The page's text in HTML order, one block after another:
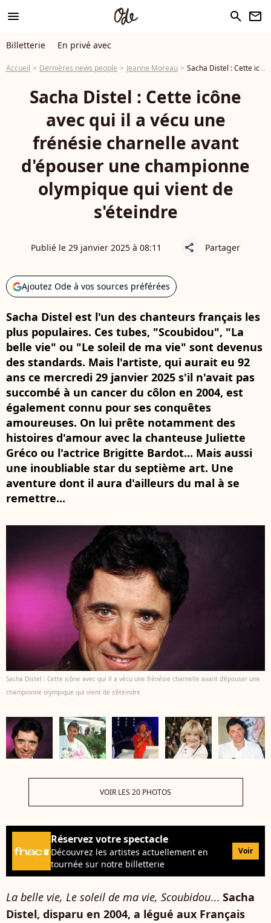
menu search newsletter
Billetterie En privé avec
Accueil Dernières news people Jeanne Moreau Sacha Distel : Cette icône avec qui il a vécu une frénésie charnelle avant d'épouser une championne olympique qui vient de s'éteindre
Sacha Distel : Cette icône
avec qui il a vécu une
frénésie charnelle avant
d'épouser une championne
olympique qui vient de
s'éteindre
Publié le 29 janvier 2025 à 08:11 share Partager
Ajoutez Ode à vos sources préférées
Sacha Distel est l'un des chanteurs français les
plus populaires. Ces tubes, "Scoubidou", "La
belle vie" ou "Le soleil de ma vie" sont devenus
des standards. Mais l'artiste, qui aurait eu 92
ans ce mercredi 29 janvier 2025 s'il n'avait pas
succombé à un cancer du côlon en 2004, est
également connu pour ses conquêtes
amoureuses. On lui prête notamment des
histoires d'amour avec la chanteuse Juliette
Gréco ou l'actrice Brigitte Bardot... Mais aussi
une inoubliable star du septième art. Une
aventure dont il aura d'ailleurs du mal à se
remettre...
Sacha Distel : Cette icône avec qui il a vécu une frénésie charnelle avant d'épouser une
championne olympique qui vient de s'éteindre
VOIR LES 20 PHOTOS
Réservez votre spectacle
Découvrez les artistes actuellement en
tournée sur notre billetterie
Voir
La belle vie, Le soleil de ma vie, Scoubidou... Sacha
Distel, disparu en 2004, a légué aux Français